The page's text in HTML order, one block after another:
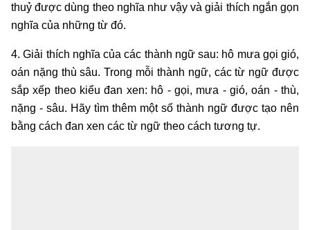
thuỷ được dùng theo nghĩa như vậy và giải thích ngắn gọn
nghĩa của những từ đó.
4. Giải thích nghĩa của các thành ngữ sau: hô mưa gọi gió,
oán nặng thù sâu. Trong mỗi thành ngữ, các từ ngữ được
sắp xếp theo kiểu đan xen: hô - gọi, mưa - gió, oán - thù,
nặng - sâu. Hãy tìm thêm một số thành ngữ được tạo nên
bằng cách đan xen các từ ngữ theo cách tương tự.